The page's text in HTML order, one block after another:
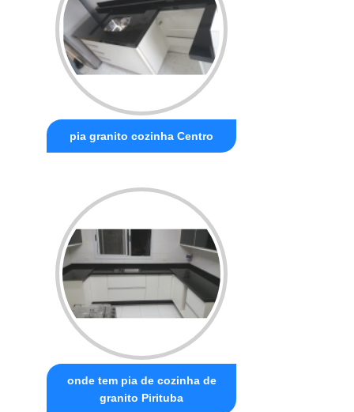
pia granito cozinha Centro
onde tem pia de cozinha de
granito Pirituba